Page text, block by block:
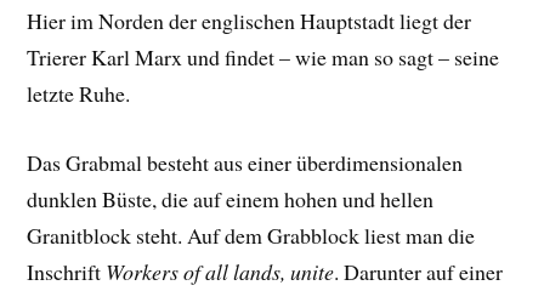
Hier im Norden der englischen Hauptstadt liegt der
Trierer Karl Marx und findet – wie man so sagt – seine
letzte Ruhe.
Das Grabmal besteht aus einer überdimensionalen
dunklen Büste, die auf einem hohen und hellen
Granitblock steht. Auf dem Grabblock liest man die
Inschrift Workers of all lands, unite. Darunter auf einer